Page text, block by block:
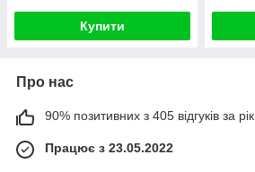
Купити
Про нас
90% позитивних з 405 відгуків за рік
Працює з 23.05.2022